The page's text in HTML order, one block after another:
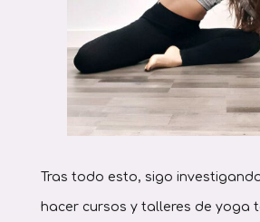
Tras todo esto, sigo
hacer cursos y talleres de yoga